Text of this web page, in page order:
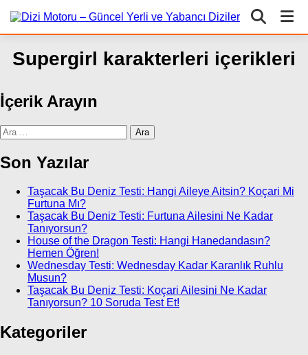
Supergirl karakterleri içerikleri
İçerik Arayın
Arama:
Son Yazılar
Taşacak Bu Deniz Testi: Hangi Aileye Aitsin? Koçari Mi
Furtuna Mı?
Taşacak Bu Deniz Testi: Furtuna Ailesini Ne Kadar
Tanıyorsun?
House of the Dragon Testi: Hangi Hanedandasın?
Hemen Öğren!
Wednesday Testi: Wednesday Kadar Karanlık Ruhlu
Musun?
Taşacak Bu Deniz Testi: Koçari Ailesini Ne Kadar
Tanıyorsun? 10 Soruda Test Et!
Kategoriler